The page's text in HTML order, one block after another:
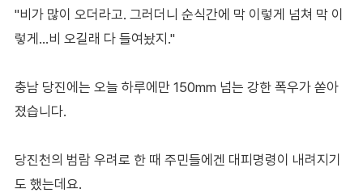
"비가 많이 오더라고. 그러더니 순식간에 막 이렇게 넘쳐 막 이
렇게…비 오길래 다 들여놨지."
충남 당진에는 오늘 하루에만 150mm 넘는 강한 폭우가 쏟아
졌습니다.
당진천의 범람 우려로 한 때 주민들에겐 대피명령이 내려지기
도 했는데요.